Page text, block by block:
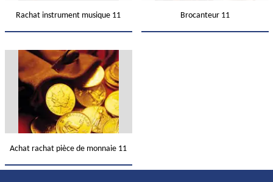
Rachat instrument musique 11 Brocanteur 11
Achat rachat pièce de monnaie 11